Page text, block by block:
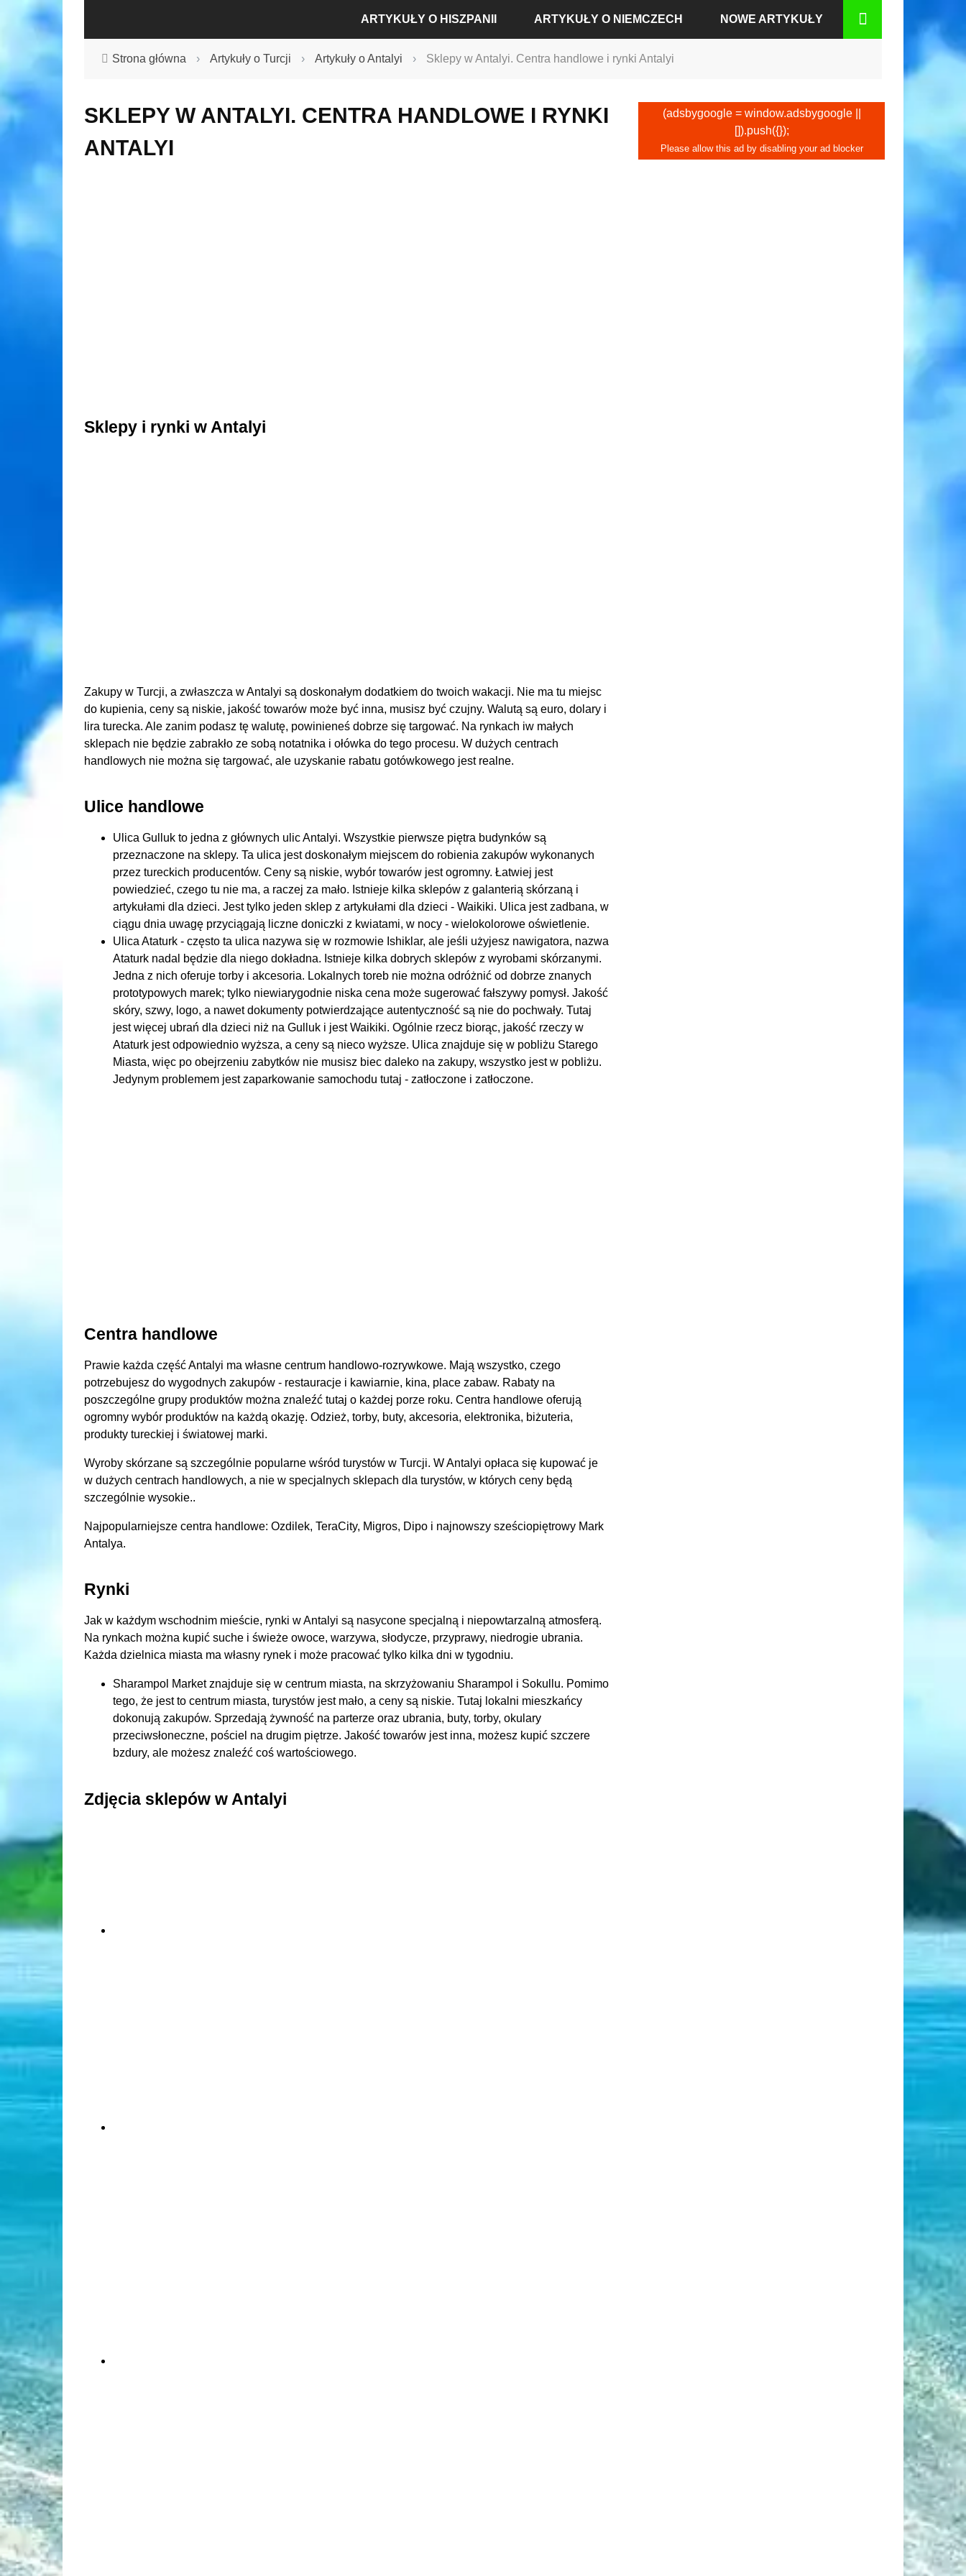
ARTYKUŁY O HISZPANII
ARTYKUŁY O BARCELONIE
ARTYKUŁY O NIEMCZECH
ARTYKUŁY O BERLINIE
NOWE ARTYKUŁY
Strona główna › Artykuły o Turcji › Artykuły o Antalyi › Sklepy w Antalyi. Centra handlowe i rynki Antalyi
SKLEPY W ANTALYI. CENTRA HANDLOWE I RYNKI
ANTALYI
Sklepy i rynki w Antalyi
Zakupy w Turcji, a zwłaszcza w Antalyi są doskonałym dodatkiem do twoich wakacji. Nie ma tu miejsc
do kupienia, ceny są niskie, jakość towarów może być inna, musisz być czujny. Walutą są euro, dolary i
lira turecka. Ale zanim podasz tę walutę, powinieneś dobrze się targować. Na rynkach iw małych
sklepach nie będzie zabrakło ze sobą notatnika i ołówka do tego procesu. W dużych centrach
handlowych nie można się targować, ale uzyskanie rabatu gotówkowego jest realne.
Ulice handlowe
Ulica Gulluk to jedna z głównych ulic Antalyi. Wszystkie pierwsze piętra budynków są
przeznaczone na sklepy. Ta ulica jest doskonałym miejscem do robienia zakupów wykonanych
przez tureckich producentów. Ceny są niskie, wybór towarów jest ogromny. Łatwiej jest
powiedzieć, czego tu nie ma, a raczej za mało. Istnieje kilka sklepów z galanterią skórzaną i
artykułami dla dzieci. Jest tylko jeden sklep z artykułami dla dzieci - Waikiki. Ulica jest zadbana, w
ciągu dnia uwagę przyciągają liczne doniczki z kwiatami, w nocy - wielokolorowe oświetlenie.
Ulica Ataturk - często ta ulica nazywa się w rozmowie Ishiklar, ale jeśli użyjesz nawigatora, nazwa
Ataturk nadal będzie dla niego dokładna. Istnieje kilka dobrych sklepów z wyrobami skórzanymi.
Jedna z nich oferuje torby i akcesoria. Lokalnych toreb nie można odróżnić od dobrze znanych
prototypowych marek; tylko niewiarygodnie niska cena może sugerować fałszywy pomysł. Jakość
skóry, szwy, logo, a nawet dokumenty potwierdzające autentyczność są nie do pochwały. Tutaj
jest więcej ubrań dla dzieci niż na Gulluk i jest Waikiki. Ogólnie rzecz biorąc, jakość rzeczy w
Ataturk jest odpowiednio wyższa, a ceny są nieco wyższe. Ulica znajduje się w pobliżu Starego
Miasta, więc po obejrzeniu zabytków nie musisz biec daleko na zakupy, wszystko jest w pobliżu.
Jedynym problemem jest zaparkowanie samochodu tutaj - zatłoczone i zatłoczone.
Centra handlowe
Prawie każda część Antalyi ma własne centrum handlowo-rozrywkowe. Mają wszystko, czego
potrzebujesz do wygodnych zakupów - restauracje i kawiarnie, kina, place zabaw. Rabaty na
poszczególne grupy produktów można znaleźć tutaj o każdej porze roku. Centra handlowe oferują
ogromny wybór produktów na każdą okazję. Odzież, torby, buty, akcesoria, elektronika, biżuteria,
produkty tureckiej i światowej marki.
Wyroby skórzane są szczególnie popularne wśród turystów w Turcji. W Antalyi opłaca się kupować je
w dużych centrach handlowych, a nie w specjalnych sklepach dla turystów, w których ceny będą
szczególnie wysokie..
Najpopularniejsze centra handlowe: Ozdilek, TeraCity, Migros, Dipo i najnowszy sześciopiętrowy Mark
Antalya.
Rynki
Jak w każdym wschodnim mieście, rynki w Antalyi są nasycone specjalną i niepowtarzalną atmosferą.
Na rynkach można kupić suche i świeże owoce, warzywa, słodycze, przyprawy, niedrogie ubrania.
Każda dzielnica miasta ma własny rynek i może pracować tylko kilka dni w tygodniu.
Sharampol Market znajduje się w centrum miasta, na skrzyżowaniu Sharampol i Sokullu. Pomimo
tego, że jest to centrum miasta, turystów jest mało, a ceny są niskie. Tutaj lokalni mieszkańcy
dokonują zakupów. Sprzedają żywność na parterze oraz ubrania, buty, torby, okulary
przeciwsłoneczne, pościel na drugim piętrze. Jakość towarów jest inna, możesz kupić szczere
bzdury, ale możesz znaleźć coś wartościowego.
Zdjęcia sklepów w Antalyi
(adsbygoogle = window.adsbygoogle ||
[]).push({});